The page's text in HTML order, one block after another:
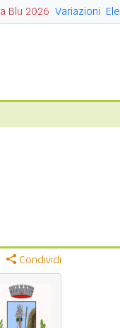
Blu 2026 Variazioni
Condividi